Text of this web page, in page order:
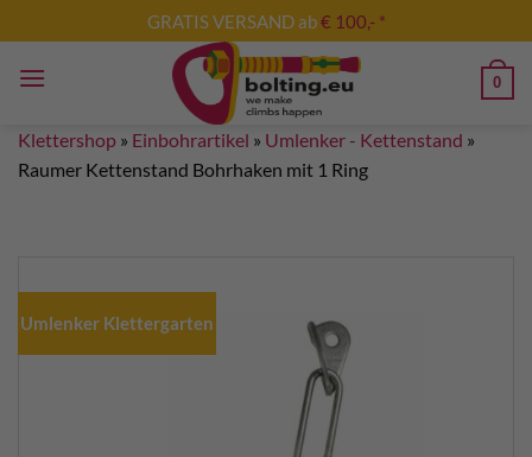
Inhalt
springen
GRATIS VERSAND ab€ 100,- *
0
Klettershop » Einbohrartikel » Umlenker - Kettenstand »
Raumer Kettenstand Bohrhaken mit 1 Ring
Umlenker Klettergarten